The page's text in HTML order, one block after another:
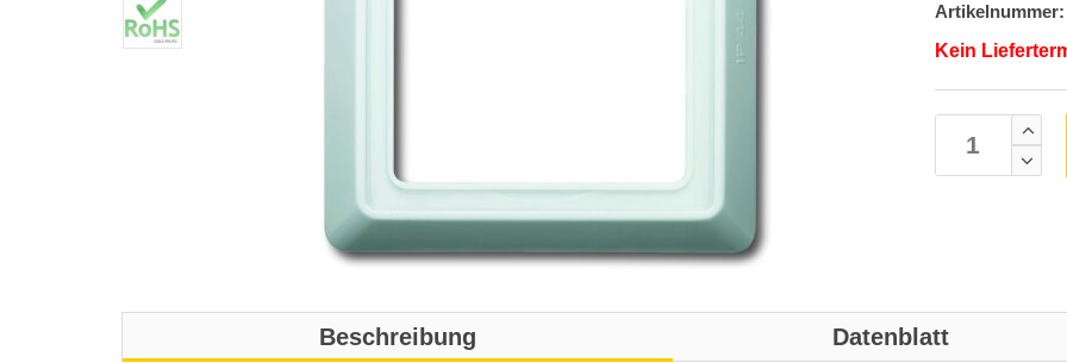
Artikelnummer:
Kein
Beschreibung Datenblatt